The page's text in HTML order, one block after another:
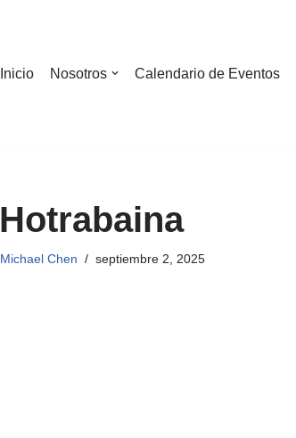
Inicio Nosotros Calendario de Eventos
Hotrabaina
Michael Chen septiembre 2, 2025